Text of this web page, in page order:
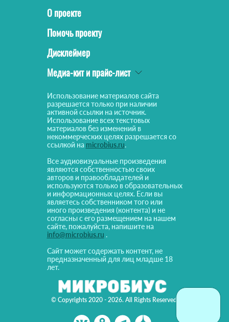
© Copyrights 2020 - 2026. All Rights Reserved!
О проекте
Помочь проекту
Дисклеймер
Медиа-кит и прайс-лист
Использование материалов сайта
разрешается только при наличии
активной ссылки на источник.
Использование всех текстовых
материалов без изменений в
некоммерческих целях разрешается со
ссылкой на microbius.ru.
Все аудиовизуальные произведения
являются собственностью своих
авторов и правообладателей и
используются только в образовательных
и информационных целях. Если вы
являетесь собственником того или
иного произведения (контента) и не
согласны с его размещением на нашем
сайте, пожалуйста, напишите на
info@microbius.ru .
Сайт может содержать контент, не
предназначенный для лиц младше 18
лет.